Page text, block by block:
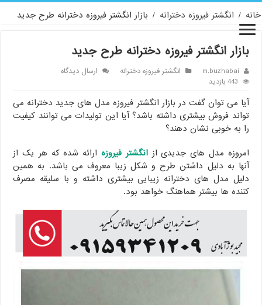
خانه / انگشتر فیروزه دخترانه / بازار انگشتر فیروزه دخترانه طرح جدید
بازار انگشتر فیروزه دخترانه طرح جدید
m.buzhabai انگشتر فیروزه دخترانه
ارسال دیدگاه
443 بازدید
آیا می توان گفت در بازار انگشتر فیروزه مدل های جدید دخترانه می
تواند فروش بیشتری داشته باشد؟ آیا این تولیدات می توانند کیفیت
را به خوبی نشان دهند؟
امروزه مدل های جدیدی ازانگشتر فیروزهارائه شده که هر یک از
آنها به دلیل داشتن طرح و شکل زیبا معروف می باشد. به همین
دلیل مدل های دخترانه زیبایی بیشتری داشته و با سلیقه مصرف
کننده ها بیشتر هماهنگ خواهد بود.